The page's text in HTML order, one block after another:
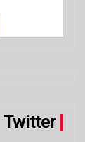
Twitter